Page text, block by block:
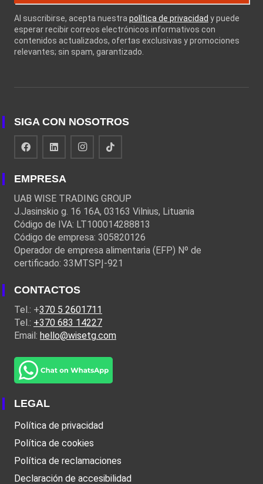
Al suscribirse, acepta nuestra política de privacidad y puede
esperar recibir correos electrónicos informativos con
contenidos actualizados, ofertas exclusivas y promociones
relevantes; sin spam, garantizado.
SIGA CON NOSOTROS
EMPRESA
UAB WISE TRADING GROUP
J.Jasinskio g. 16 16A, 03163 Vilnius, Lituania
Código de IVA: LT100014288813
Código de empresa: 305820126
Operador de empresa alimentaria (EFP) Nº de
certificado: 33MTSPĮ-921
CONTACTOS
Tel.: +370 5 2601711
Tel.: +370 683 14227
Email: hello@wisetg.com
LEGAL
Política de privacidad
Política de cookies
Política de reclamaciones
Declaración de accesibilidad